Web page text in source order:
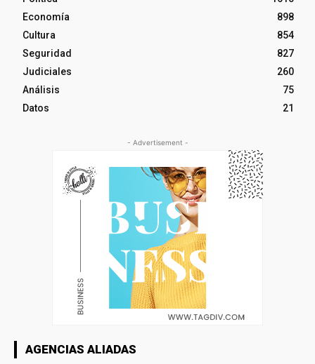
Economía
898
Cultura
854
Seguridad
827
Judiciales
260
Análisis
75
Datos
21
- Advertisement -
AGENCIAS ALIADAS